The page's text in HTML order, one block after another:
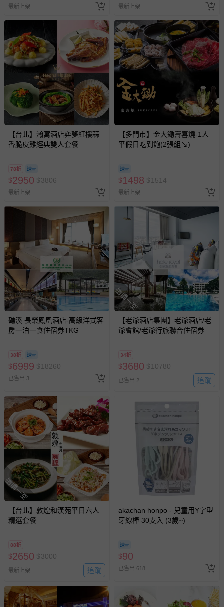
最新上架 最新上架
【台北】瀚寓酒店弈夢紅樓蒜
香脆皮雞經典雙人套餐
78折
$2950 $3806
最新上架
【多門市】金大鋤壽喜燒-1人
平假日吃到飽(2張組↘)
$1498 $1514
最新上架
礁溪 長榮鳳凰酒店-高級洋式客
房一泊一食住宿券TKG
38折
$6999 $18260
已售出 3
搶購一空
【老爺酒店集團】老爺酒店/老
爺會館/老爺行旅聯合住宿券
34折
$3680 $10780
已售出 2 追蹤
搶購一空
【台北】敦煌和漢苑平日六人
精選套餐
88折
$2650 $3000
最新上架 追蹤
akachan honpo - 兒童用Y字型
牙線棒 30支入 (3歲~)
$90
已售出 618